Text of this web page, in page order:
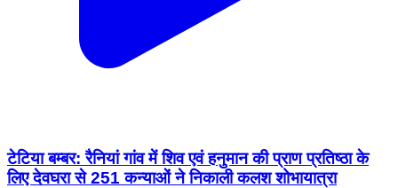
टेटिया बम्बर: रैनियां गांव में शिव एवं हनुमान की प्राण प्रतिष्ठा के
लिए देवघरा से 251 कन्याओं ने निकाली कलश शोभायात्रा